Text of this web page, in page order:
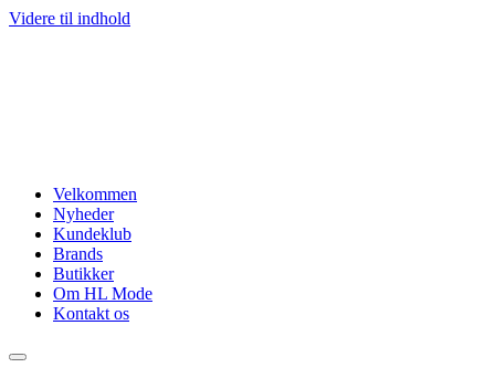
Videre til indhold
Velkommen
Nyheder
Kundeklub
Brands
Butikker
Om HL Mode
Kontakt os